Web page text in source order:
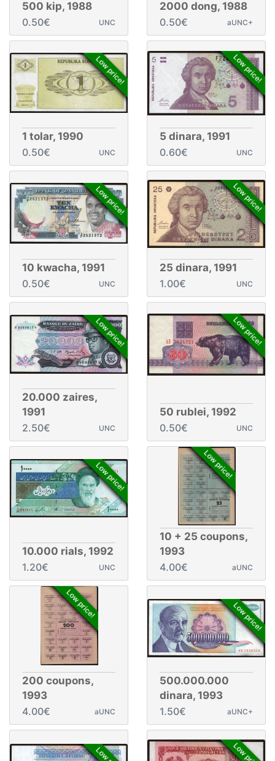
500 kip, 1988
0.50€
UNC
2000 dong, 1988
0.50€
aUNC+
Low price!
1 tolar, 1990
0.50€
UNC
Low price!
5 dinara, 1991
0.60€
UNC
Low price!
10 kwacha, 1991
0.50€
UNC
Low price!
25 dinara, 1991
1.00€
UNC
Low price!
20.000 zaires,
1991
2.50€
UNC
Low price!
50 rublei, 1992
0.50€
UNC
Low price!
10.000 rials, 1992
1.20€
UNC
Low price!
10 + 25 coupons,
1993
4.00€
aUNC
Low price!
200 coupons,
1993
4.00€
aUNC
Low price!
500.000.000
dinara, 1993
1.50€
aUNC+